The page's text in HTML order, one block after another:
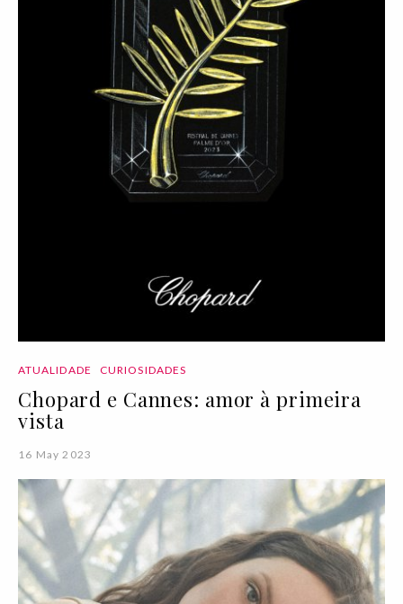
ATUALIDADE CURIOSIDADES
Chopard e Cannes: amor à primeira
vista
16 May 2023